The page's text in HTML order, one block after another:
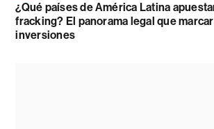
¿Qué países de América Latina
fracking? El panorama legal que
inversiones